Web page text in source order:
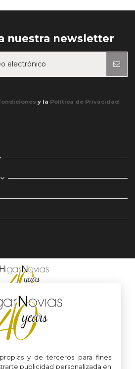
nuestra newsletter
y la Política de Privacidad
y de terceros para fines
publicidad personalizada en